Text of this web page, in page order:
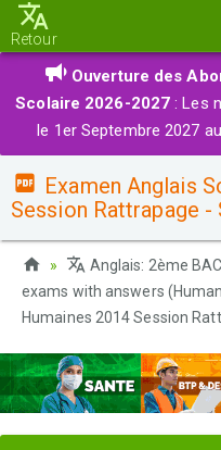
Retour
Ouverture des
Scolaire 2026-2027 : Les
le 1er Septembre 2027
Examen Anglais
Session Rattrapage -
Anglais: 2ème
exams with answers
Humaines 2014 Session